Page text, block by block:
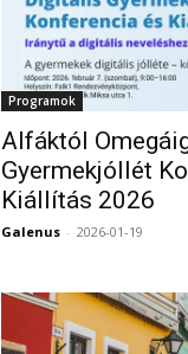
Programok
Alfáktól
Gyermekjóllét
Kiállítás 2026
Galenus - 2026-01-19